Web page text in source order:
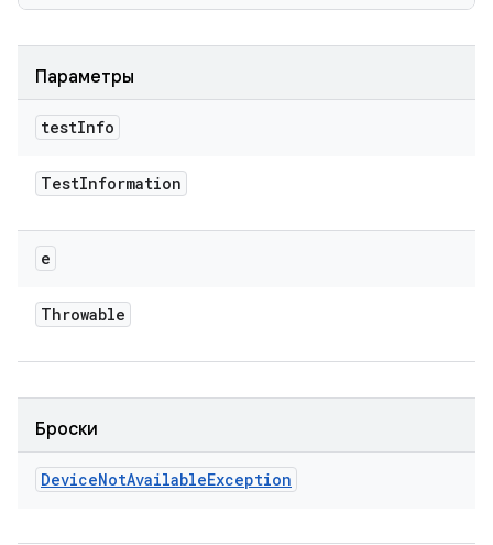
Параметры
testInfo
TestInformation
e
Throwable
Броски
DeviceNotAvailableException